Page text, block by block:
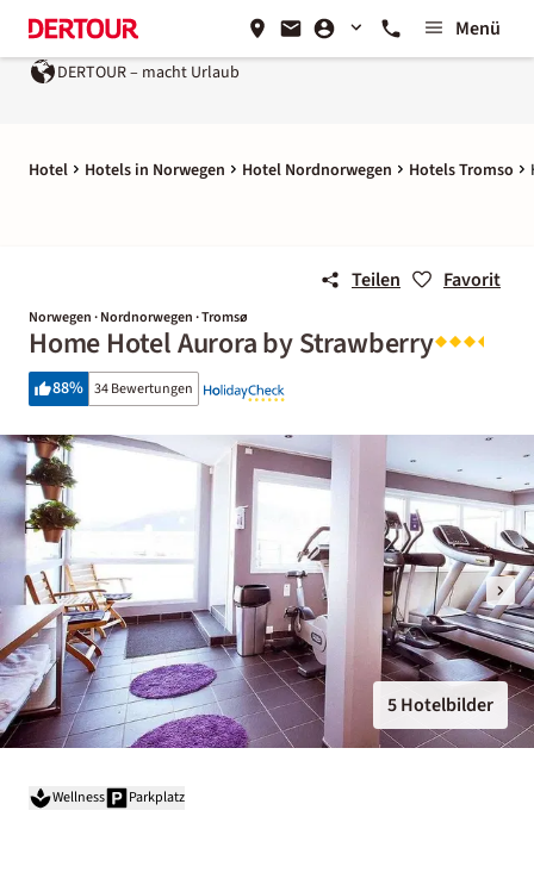
Menü
DERTOUR – macht Urlaub
Hotel Hotels in Norwegen Hotel Nordnorwegen Hotels Tromso
Teilen Favorit
Norwegen · Nordnorwegen · Tromsø
Home Hotel Aurora by Strawberry
88% 34 Bewertungen
5 Hotelbilder
Wellness Parkplatz